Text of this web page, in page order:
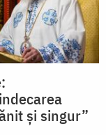
și singur”